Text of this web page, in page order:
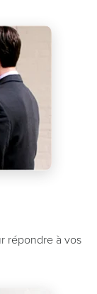
répondre à vos